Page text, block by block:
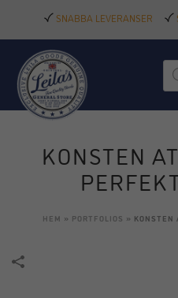
SNABBA LEVERANSER
KONSTEN
HEM » PORTFOLIOS » KONSTEN